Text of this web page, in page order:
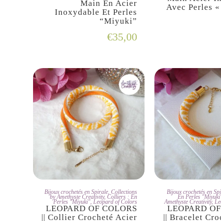
Main En Acier
Inoxydable Et Perles
“Miyuki”
€35,00
Avec Perles
JE L'ADOPTE
Bijoux crochetés en Spirale,Collections
by Amethyste Creativity,Colliers : En
Perles "Miyuki",Leopard of Colors
LEOPARD OF COLORS
|| Collier Crocheté Acier
JE
Bijoux crochetés en
En Perles
Amethyste Creativity,
LEOPARD
|| Bracelet